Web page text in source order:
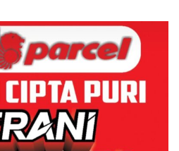
dengan Konservasi